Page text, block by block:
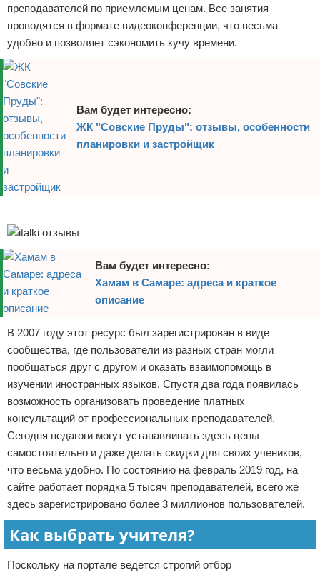
преподавателей по приемлемым ценам. Все занятия
проводятся в формате видеоконференции, что весьма
удобно и позволяет сэкономить кучу времени.
Вам будет интересно:
ЖК "Совские Пруды": отзывы, особенности
планировки и застройщик
Вам будет интересно:
Хамам в Самаре: адреса и краткое
описание
В 2007 году этот ресурс был зарегистрирован в виде
сообщества, где пользователи из разных стран могли
пообщаться друг с другом и оказать взаимопомощь в
изучении иностранных языков. Спустя два года появилась
возможность организовать проведение платных
консультаций от профессиональных преподавателей.
Сегодня педагоги могут устанавливать здесь цены
самостоятельно и даже делать скидки для своих учеников,
что весьма удобно. По состоянию на февраль 2019 год, на
сайте работает порядка 5 тысяч преподавателей, всего же
здесь зарегистрировано более 3 миллионов пользователей.
Как выбрать учителя?
Поскольку на портале ведется строгий отбор